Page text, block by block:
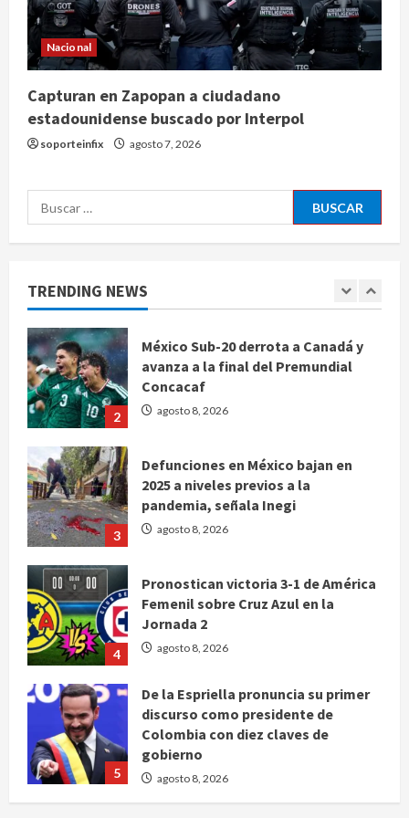
Nacional
Capturan en Zapopan a ciudadano
estadounidense buscado por Interpol
soporteinfix agosto 7, 2026
Buscar:
TRENDING NEWS
4 agosto 8, 2026
5
De la Espriella pronuncia su primer
Colombia con diez claves de
gobierno
agosto 8, 2026
influencer que documentó su lucha
contra el cáncer
2
México Sub-20 derrota a Canadá y
Concacaf
agosto 8, 2026
3
Defunciones en México bajan en
pandemia, señala Inegi
agosto 8, 2026
4
Pronostican victoria 3-1 de América
Jornada 2
agosto 8, 2026
De la Espriella pronuncia su primer
Colombia con diez claves de
gobierno
agosto 8, 2026
Muere a los 26 años Sydney Towle,